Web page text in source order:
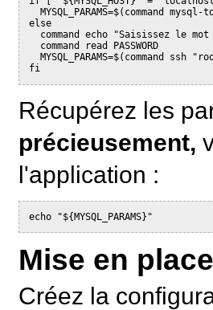
MYSQL_PARAMS=$(command mysql-
else
command echo "Saisissez le
  command read PASSWORD
MYSQL_PARAMS=$(command ssh
fi
Récupérez les
précieusement,
l'application :
Mise en
Créez la